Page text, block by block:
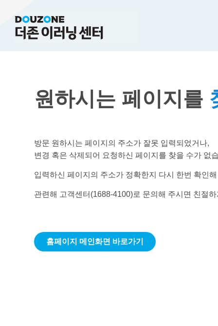
원하시는 페이지를
방문 원하시는 페이지의 주소가 잘못 입력되었거나,
변경 혹은 삭제되어 요청하신 페이지를 찾을 수가 없
입력하신 페이지의 주소가 정확한지 다시 한번 확인
관련해 고객센터(1688-4100)로 문의해 주시면 친절
홈페이지 메인화면 바로가기